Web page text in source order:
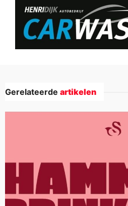
Gerelateerde artikelen